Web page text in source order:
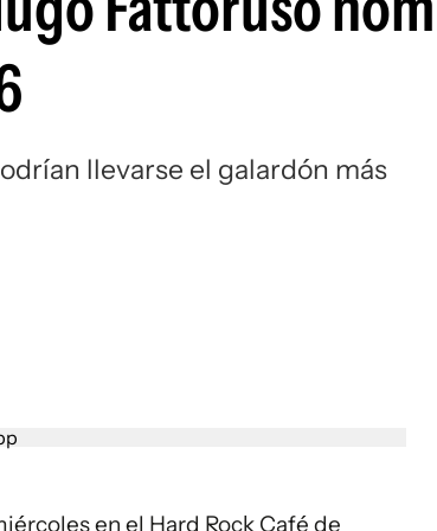
llevarse el galardón más
en el Hard Rock Café de